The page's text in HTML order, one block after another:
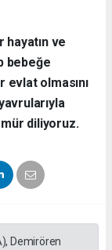
ve
bebeğe
evlat olmasını
diliyoruz.
Demirören